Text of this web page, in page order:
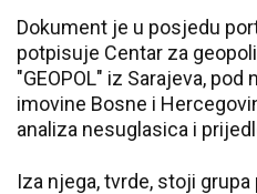
Dokument je u posjedu
potpisuje Centar za
"GEOPOL" iz Sarajeva,
imovine Bosne i
analiza nesuglasica i
Iza njega, tvrde, stoji grupa